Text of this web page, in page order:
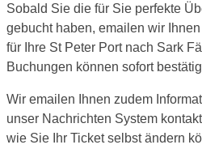
Sobald Sie die für Sie perfekte
gebucht haben, emailen wir
für Ihre St Peter Port nach Sark
Buchungen können sofort
Wir emailen Ihnen zudem
unser Nachrichten System
wie Sie Ihr Ticket selbst ändern